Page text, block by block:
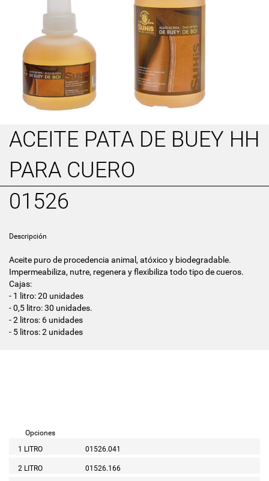
ACEITE PATA DE BUEY HH
PARA CUERO
01526
Descripción
Aceite puro de procedencia animal, atóxico y biodegradable.
Impermeabiliza, nutre, regenera y flexibiliza todo tipo de cueros.
Cajas:
- 1 litro: 20 unidades
- 0,5 litro: 30 unidades.
- 2 litros: 6 unidades
- 5 litros: 2 unidades
Opciones
1 LITRO
01526.041
2 LITRO 01526.166